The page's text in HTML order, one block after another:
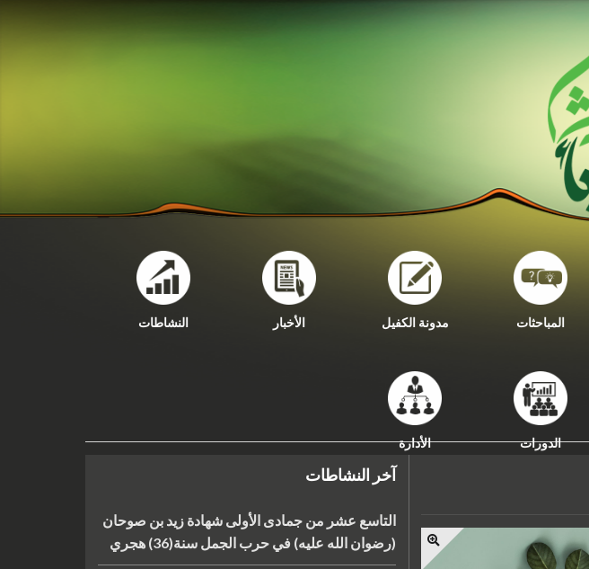
المباحثات مدونة الكفيل الأخبار النشاطات
الدورات الأدارة
آخر النشاطات
التاسع عشر من جمادى الأولى شهادة زيد بن صوحان
(رضوان الله عليه) في حرب الجمل سنة(36) هجري